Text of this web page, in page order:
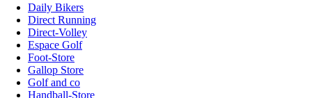
Daily Bikers
Direct Running
Direct-Volley
Espace Golf
Foot-Store
Gallop Store
Golf and co
Handball-Store